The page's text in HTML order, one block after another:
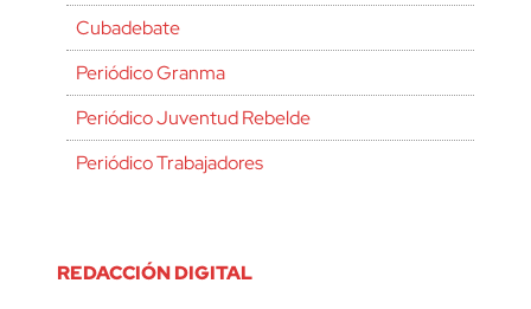
Cubadebate
Periódico Granma
Periódico Juventud Rebelde
Periódico Trabajadores
REDACCIÓN DIGITAL